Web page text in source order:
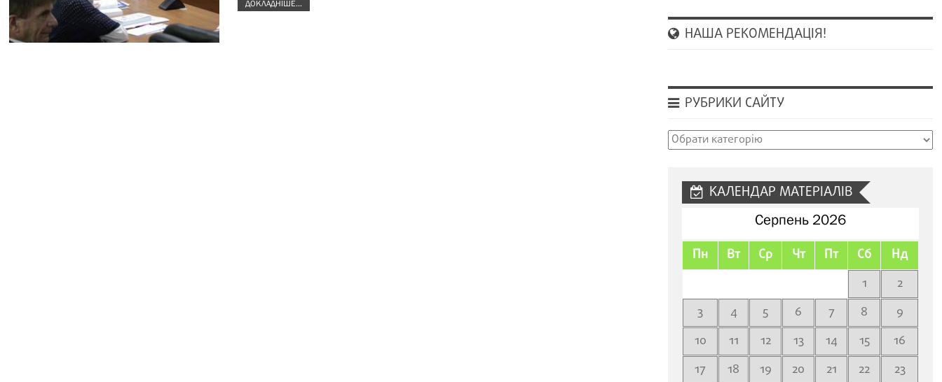
ДОКЛАДНІШЕ...
НАША РЕКОМЕНДАЦІЯ!
РУБРИКИ САЙТУ
Рубрики
КАЛЕНДАР МАТЕРІАЛІВ
Серпень 2026
Пн Вт Ср Чт Пт Сб Нд
1
2
3
4 5 6 7 8
9
10
11 12 13 14 15
16
17
18 19 20 21 22
23